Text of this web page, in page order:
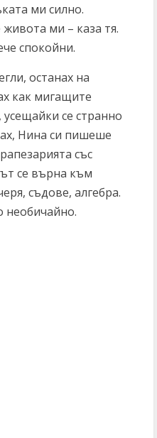
ми силно.
живота ми – каза тя.
спокойни.
останах на
как мигащите
се странно
Нина си пишеше
със
се върна към
съдове, алгебра.
необичайно.